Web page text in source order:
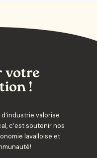
votre
!
valorise
c’est soutenir nos
lavalloise et